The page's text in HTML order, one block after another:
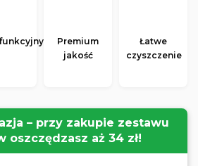
Premium
jakość
Łatwe
czyszczenie
– przy zakupie zestawu
oszczędzasz aż 34 zł!